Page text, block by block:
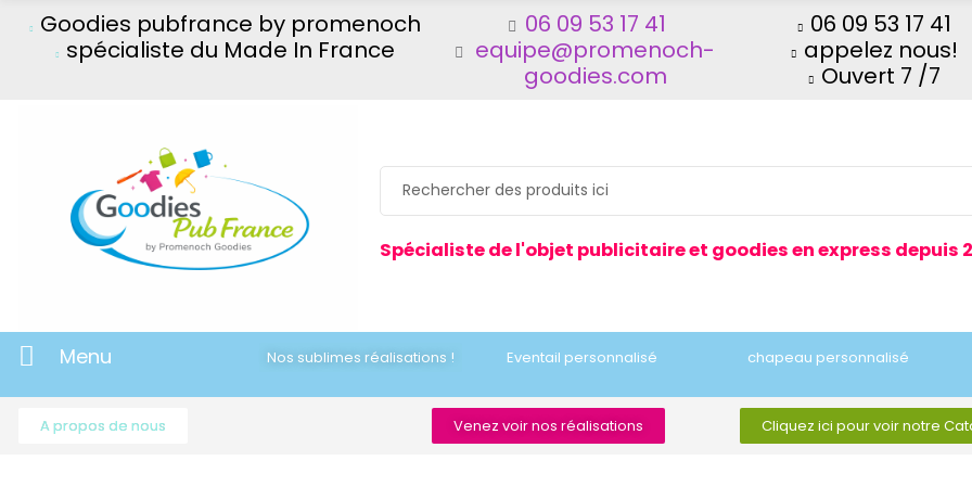
Goodies pubfrance by promenoch
spécialiste du Made In France
06 09 53 17 41
equipe@promenoch-
goodies.com
06 09 53 17 41
appelez nous!
Ouvert 7 /7
Spécialiste de l'objet publicitaire et goodies en express depuis
Menu Nos sublimes réalisations ! Eventail personnalisé chapeau personnalisé
A propos de nous Venez voir nos réalisations Cliquez ici pour voir notre